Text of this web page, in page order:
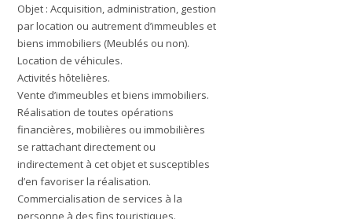
Objet : Acquisition, administration, gestion
par location ou autrement d’immeubles et
biens immobiliers (Meublés ou non).
Location de véhicules.
Activités hôtelières.
Vente d’immeubles et biens immobiliers.
Réalisation de toutes opérations
financières, mobilières ou immobilières
se rattachant directement ou
indirectement à cet objet et susceptibles
d’en favoriser la réalisation.
Commercialisation de services à la
personne à des fins touristiques.